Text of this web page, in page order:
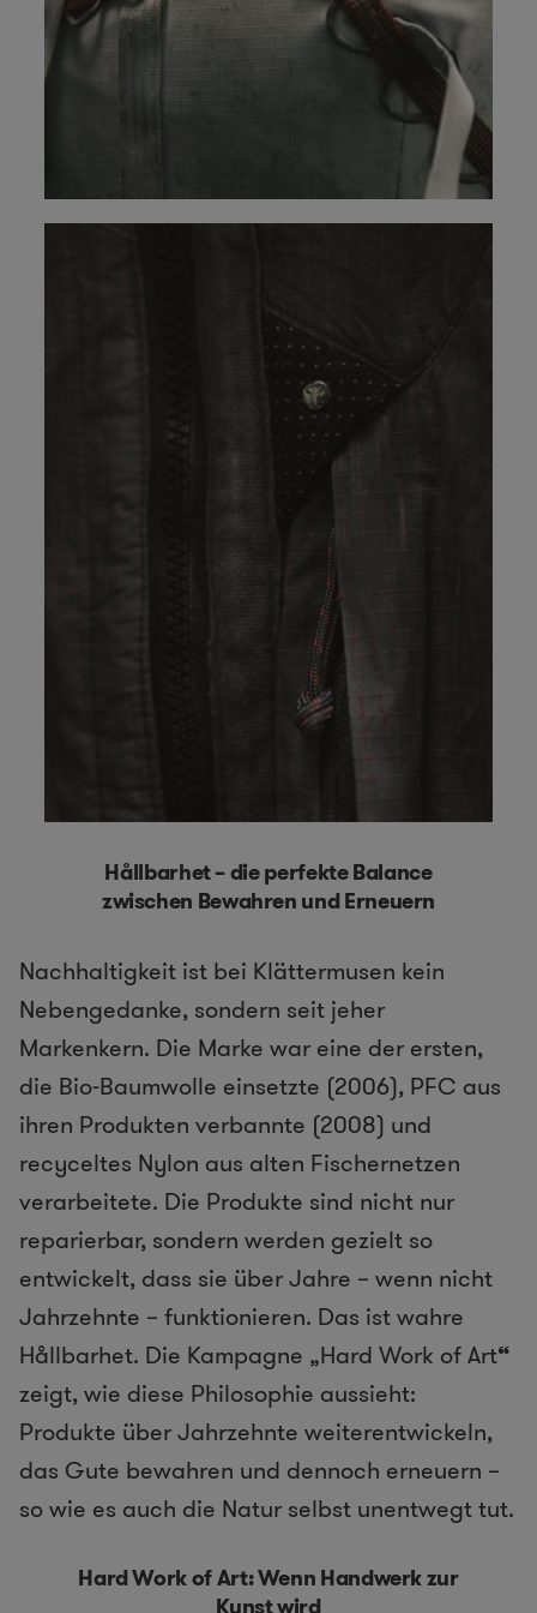
Hållbarhet – die perfekte Balance
zwischen Bewahren und Erneuern
Nachhaltigkeit ist bei Klättermusen kein
Nebengedanke, sondern seit jeher
Markenkern. Die Marke war eine der ersten,
die Bio-Baumwolle einsetzte (2006), PFC aus
ihren Produkten verbannte (2008) und
recyceltes Nylon aus alten Fischernetzen
verarbeitete. Die Produkte sind nicht nur
reparierbar, sondern werden gezielt so
entwickelt, dass sie über Jahre – wenn nicht
Jahrzehnte – funktionieren. Das ist wahre
Hållbarhet. Die Kampagne „Hard Work of Art“
zeigt, wie diese Philosophie aussieht:
Produkte über Jahrzehnte weiterentwickeln,
das Gute bewahren und dennoch erneuern –
so wie es auch die Natur selbst unentwegt tut.
Hard Work of Art: Wenn Handwerk zur